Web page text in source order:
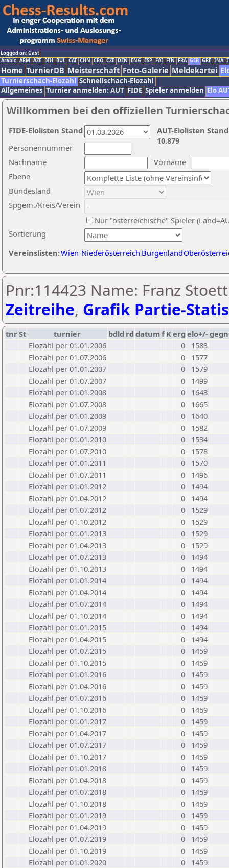
Logged on: Gast
Arabic ARM AZE BIH BUL CAT CHN CRO CZE DEN ENG ESP FAI FIN FRA GER GRE INA
Home TurnierDB Meisterschaft Foto-Galerie Meldekartei
Turnierschach-Elozahl Schnellschach-Elozahl
Allgemeines Turnier anmelden: AUT FIDE Spieler anmelden Elo
Willkommen bei den offiziellen
Nachname
Vorname
Ebene
Sortierung
Personennummer
Bundesland
Spgem./Kreis/Verein
Nur "österreichische" Spieler
Vereinslisten:Wien Niederösterreich Burgenland
AUT-Elolisten
10.879
FIDE-Elolisten Stand
Pnr:114423 Name: Franz
Zeitreihe, Grafik Partie-
tnrSt turnier bdld rd datumf Kerg elo+/-
Elozahl per 01.01.2006
0
1583
Elozahl per 01.07.2006
0
1577
Elozahl per 01.01.2007
0
1579
Elozahl per 01.07.2007
0
1499
Elozahl per 01.01.2008
0
1643
Elozahl per 01.07.2008
0
1665
Elozahl per 01.01.2009
0
1640
Elozahl per 01.07.2009
0
1582
Elozahl per 01.01.2010
0
1534
Elozahl per 01.07.2010
0
1578
Elozahl per 01.01.2011
0
1570
Elozahl per 01.07.2011
0
1496
Elozahl per 01.01.2012
0
1494
Elozahl per 01.04.2012
0
1494
Elozahl per 01.07.2012
0
1529
Elozahl per 01.10.2012
0
1529
Elozahl per 01.01.2013
0
1529
Elozahl per 01.04.2013
0
1529
Elozahl per 01.07.2013
0
1494
Elozahl per 01.10.2013
0
1494
Elozahl per 01.01.2014
0
1494
Elozahl per 01.04.2014
0
1494
Elozahl per 01.07.2014
0
1494
Elozahl per 01.10.2014
0
1494
Elozahl per 01.01.2015
0
1494
Elozahl per 01.04.2015
0
1494
Elozahl per 01.07.2015
0
1459
Elozahl per 01.10.2015
0
1459
Elozahl per 01.01.2016
0
1459
Elozahl per 01.04.2016
0
1459
Elozahl per 01.07.2016
0
1459
Elozahl per 01.10.2016
0
1459
Elozahl per 01.01.2017
0
1459
Elozahl per 01.04.2017
0
1459
Elozahl per 01.07.2017
0
1459
Elozahl per 01.10.2017
0
1459
Elozahl per 01.01.2018
0
1459
Elozahl per 01.04.2018
0
1459
Elozahl per 01.07.2018
0
1459
Elozahl per 01.10.2018
0
1459
Elozahl per 01.01.2019
0
1459
Elozahl per 01.04.2019
0
1459
Elozahl per 01.07.2019
0
1459
Elozahl per 01.10.2019
0
1459
Elozahl per 01.01.2020
0
1459